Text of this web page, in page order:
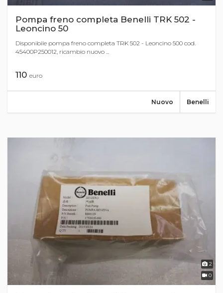
Pompa freno completa Benelli TRK 502 -
Leoncino 50
Disponibile pompa freno completa TRK 502 - Leoncino 500 cod.
45400P250012, ricambio nuovo ...
110 euro
Benelli
Nuovo
2
0